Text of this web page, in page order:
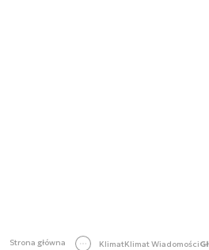
Strona główna KlimatKlimat Wiadomości